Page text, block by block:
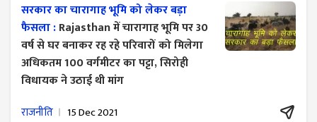
सरकार का चारागाह भूमि को लेकर बड़ा
फैसला :Rajasthan में चारागाह भूमि पर 30
वर्ष से घर बनाकर रह रहे परिवारों को मिलेगा
अधिकतम 100 वर्गमीटर का पट्टा, सिरोही
विधायक ने उठाई थी मांग
राजनीति 15 Dec 2021